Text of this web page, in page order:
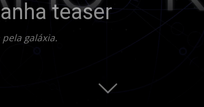
teaser
galáxia.